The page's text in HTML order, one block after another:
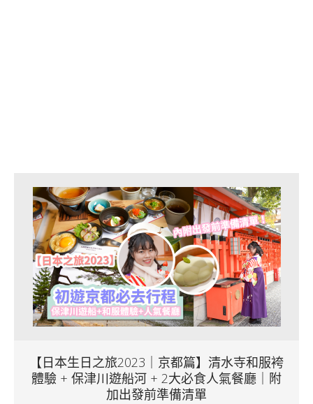
【日本生日之旅2023｜京都篇】清水寺和服袴
體驗 + 保津川遊船河 + 2大必食人氣餐廳｜附
加出發前準備清單